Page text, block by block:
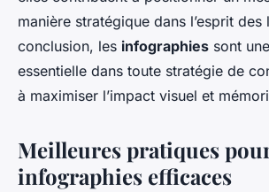
manière stratégique dans l’esprit des
conclusion, les infographies sont
essentielle dans toute stratégie de
à maximiser l’impact visuel et
Meilleures pratiques
infographies efficaces